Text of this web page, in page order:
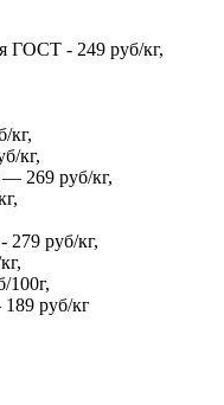
ГОСТ - 249 руб/кг,
кг,
кг,
269 руб/кг,
руб/кг,
100г,
руб/кг